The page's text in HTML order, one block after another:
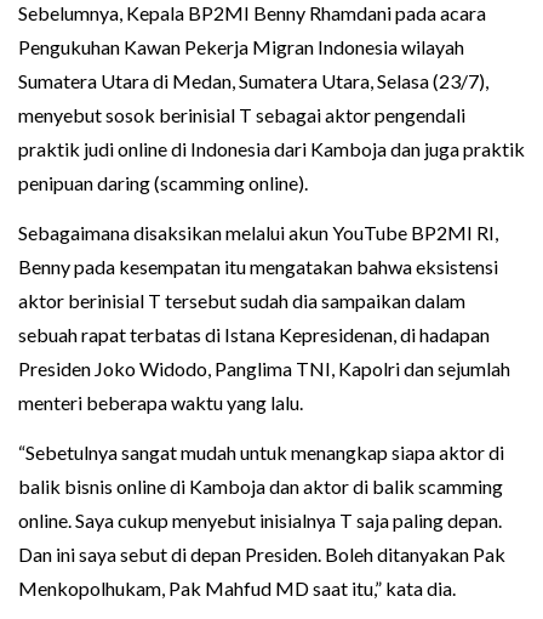
Sebelumnya, Kepala BP2MI Benny Rhamdani pada acara
Pengukuhan Kawan Pekerja Migran Indonesia wilayah
Sumatera Utara di Medan, Sumatera Utara, Selasa (23/7),
menyebut sosok berinisial T sebagai aktor pengendali
praktik judi online di Indonesia dari Kamboja dan juga praktik
penipuan daring (scamming online).
Sebagaimana disaksikan melalui akun YouTube BP2MI RI,
Benny pada kesempatan itu mengatakan bahwa eksistensi
aktor berinisial T tersebut sudah dia sampaikan dalam
sebuah rapat terbatas di Istana Kepresidenan, di hadapan
Presiden Joko Widodo, Panglima TNI, Kapolri dan sejumlah
menteri beberapa waktu yang lalu.
“Sebetulnya sangat mudah untuk menangkap siapa aktor di
balik bisnis online di Kamboja dan aktor di balik scamming
online. Saya cukup menyebut inisialnya T saja paling depan.
Dan ini saya sebut di depan Presiden. Boleh ditanyakan Pak
Menkopolhukam, Pak Mahfud MD saat itu,” kata dia.